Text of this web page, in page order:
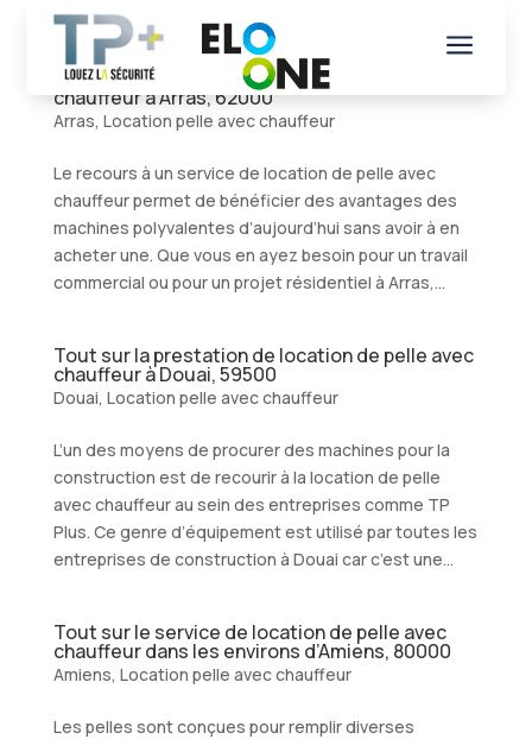
a
Tout sur le service de location de pelle avec
chauffeur à Arras, 62000
Arras, Location pelle avec chauffeur
Le recours à un service de location de pelle avec
chauffeur permet de bénéficier des avantages des
machines polyvalentes d’aujourd’hui sans avoir à en
acheter une. Que vous en ayez besoin pour un travail
commercial ou pour un projet résidentiel à Arras,...
Tout sur la prestation de location de pelle avec
chauffeur à Douai, 59500
Douai, Location pelle avec chauffeur
L’un des moyens de procurer des machines pour la
construction est de recourir à la location de pelle
avec chauffeur au sein des entreprises comme TP
Plus. Ce genre d’équipement est utilisé par toutes les
entreprises de construction à Douai car c’est une...
Tout sur le service de location de pelle avec
chauffeur dans les environs d’Amiens, 80000
Amiens, Location pelle avec chauffeur
Les pelles sont conçues pour remplir diverses